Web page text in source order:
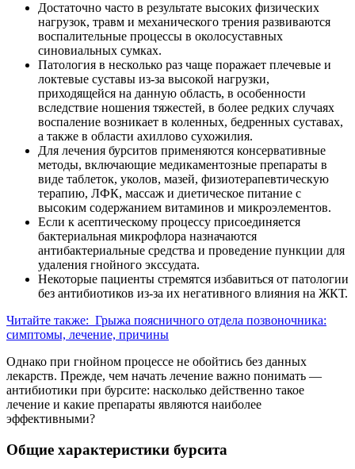
Достаточно часто в результате высоких физических
нагрузок, травм и механического трения развиваются
воспалительные процессы в околосуставных
синовиальных сумках.
Патология в несколько раз чаще поражает плечевые и
локтевые суставы из-за высокой нагрузки,
приходящейся на данную область, в особенности
вследствие ношения тяжестей, в более редких случаях
воспаление возникает в коленных, бедренных суставах,
а также в области ахиллово сухожилия.
Для лечения бурситов применяются консервативные
методы, включающие медикаментозные препараты в
виде таблеток, уколов, мазей, физиотерапевтическую
терапию, ЛФК, массаж и диетическое питание с
высоким содержанием витаминов и микроэлементов.
Если к асептическому процессу присоединяется
бактериальная микрофлора назначаются
антибактериальные средства и проведение пункции для
удаления гнойного экссудата.
Некоторые пациенты стремятся избавиться от патологии
без антибиотиков из-за их негативного влияния на ЖКТ.
Читайте также: Грыжа поясничного отдела позвоночника:
симптомы, лечение, причины
Однако при гнойном процессе не обойтись без данных
лекарств. Прежде, чем начать лечение важно понимать —
антибиотики при бурсите: насколько действенно такое
лечение и какие препараты являются наиболее
эффективными?
Общие характеристики бурсита